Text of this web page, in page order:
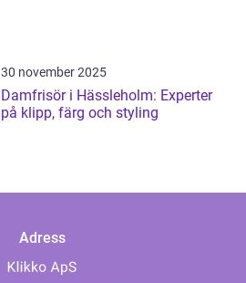
30 november 2025
Damfrisör i Hässleholm: Experter
på klipp, färg och styling
Adress